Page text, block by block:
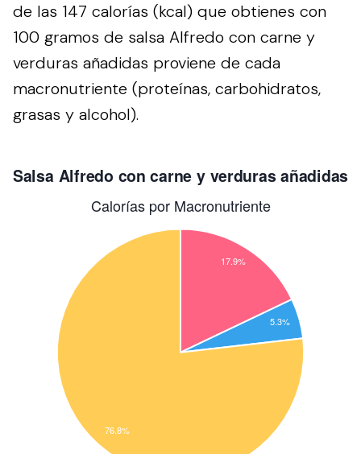
de las 147 calorías (kcal) que obtienes con
100 gramos de salsa Alfredo con carne y
verduras añadidas proviene de cada
macronutriente (proteínas, carbohidratos,
grasas y alcohol).